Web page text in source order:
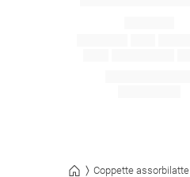
Coppette assorbilatte